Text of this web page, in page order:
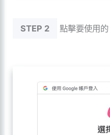
STEP 2 點擊要使用